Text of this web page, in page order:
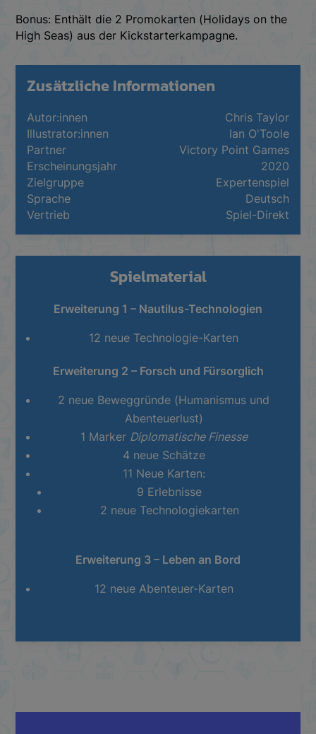
Bonus: Enthält die 2 Promokarten (Holidays on the
High Seas) aus der Kickstarterkampagne.
Zusätzliche Informationen
Autor:innen
Chris Taylor
Illustrator:innen
Ian O'Toole
Partner
Victory Point Games
Erscheinungsjahr
2020
Zielgruppe
Expertenspiel
Sprache
Deutsch
Vertrieb
Spiel-Direkt
Spielmaterial
Erweiterung 1 – Nautilus-Technologien
12 neue Technologie-Karten
Erweiterung 2 – Forsch und Fürsorglich
2 neue Beweggründe (Humanismus und
Abenteuerlust)
1 Marker Diplomatische Finesse
4 neue Schätze
11 Neue Karten:
9 Erlebnisse
2 neue Technologiekarten
Erweiterung 3 – Leben an Bord
12 neue Abenteuer-Karten